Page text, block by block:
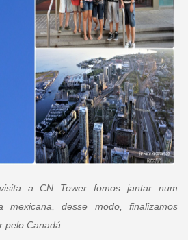
a CN Tower fomos jantar num
mexicana, desse modo, finalizamos
pelo Canadá.